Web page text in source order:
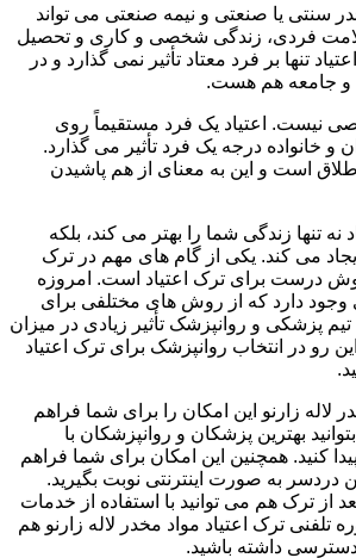
سنتی یا صنعتی و نیمه صنعتی می تواند
فردی، زندگی شخصی و کاری و تحصیل
تنها بر فرد معتاد تأثیر نمی گذارد و در
و جامعه هم هست.
نیست. اعتیاد یک فرد مستقیماً روی
و خانواده درجه یک فرد تأثیر می گذارد.
است و این به معنای از هم پاشیدن
نه تنها زندگی شما را بهتر می کند، بلکه
می کند. یکی از گام های مهم در ترک
درست برای ترک اعتیاد است. امروزه
وجود دارد که از روش های مختلفی برای
پزشکی و روانپزشک تأثیر زیادی در میزان
رو در انتخاب روانپزشک برای ترک اعتیاد
لاله زارنو این امکان را برای شما فراهم
بهترین پزشکان و روانپزشکان با
کنید. همچنین این امکان برای شما فراهم
دردسر به صورت اینترنتی نوبت بگیرید.
از ترک هم می توانید با استفاده از خدمات
تلفنی ترک اعتیاد مواد مخدر لاله زارنو هم
داشته باشید.